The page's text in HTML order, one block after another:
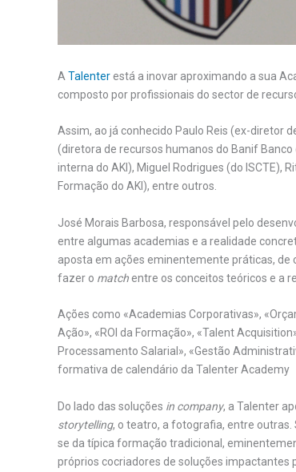
A Talenter está a inovar aproximando a sua
composto por profissionais do sector de
Assim, ao já conhecido Paulo Reis (ex-diretor
(diretora de recursos humanos do Banif
interna do AKI), Miguel Rodrigues (do ISCTE),
Formação do AKI), entre outros.
José Morais Barbosa, responsável pelo
entre algumas academias e a realidade
aposta em ações eminentemente práticas, de
fazer o match entre os conceitos teóricos e a
Ações como «Academias Corporativas»,
Ação», «ROI da Formação», «Talent
Processamento Salarial», «Gestão
formativa de calendário da Talenter Academy
Do lado das soluções in company, a Talenter
storytelling, o teatro, a fotografia, entre
se da típica formação tradicional,
próprios cocriadores de soluções impactantes